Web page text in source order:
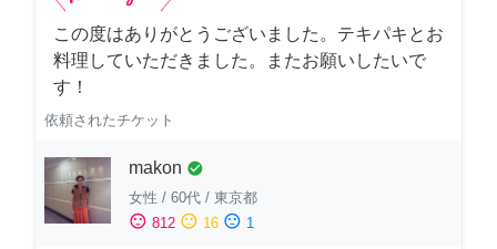
この度はありがとうございました。テキパキとお
料理していただきました。またお願いしたいで
す！
依頼されたチケット
makon check_circle
女性 / 60代 / 東京都
sentiment_satisfied 812 sentiment_neutral 16 sentiment_dissatisfied 1